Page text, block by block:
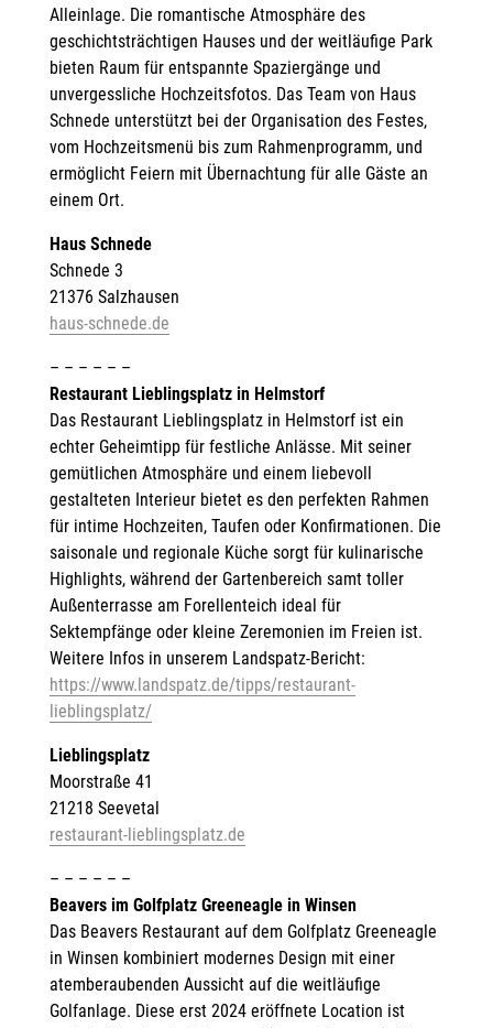
Alleinlage. Die romantische Atmosphäre des
geschichtsträchtigen Hauses und der weitläufige Park
bieten Raum für entspannte Spaziergänge und
unvergessliche Hochzeitsfotos. Das Team von Haus
Schnede unterstützt bei der Organisation des Festes,
vom Hochzeitsmenü bis zum Rahmenprogramm, und
ermöglicht Feiern mit Übernachtung für alle Gäste an
einem Ort.
Haus Schnede
Schnede 3
21376 Salzhausen
haus-schnede.de
– – – – – –
Restaurant Lieblingsplatz in Helmstorf
Das Restaurant Lieblingsplatz in Helmstorf ist ein
echter Geheimtipp für festliche Anlässe. Mit seiner
gemütlichen Atmosphäre und einem liebevoll
gestalteten Interieur bietet es den perfekten Rahmen
für intime Hochzeiten, Taufen oder Konfirmationen. Die
saisonale und regionale Küche sorgt für kulinarische
Highlights, während der Gartenbereich samt toller
Außenterrasse am Forellenteich ideal für
Sektempfänge oder kleine Zeremonien im Freien ist.
Weitere Infos in unserem Landspatz-Bericht:
https://www.landspatz.de/tipps/restaurant-
lieblingsplatz/
Lieblingsplatz
Moorstraße 41
21218 Seevetal
restaurant-lieblingsplatz.de
– – – – – –
Beavers im Golfplatz Greeneagle in Winsen
Das Beavers Restaurant auf dem Golfplatz Greeneagle
in Winsen kombiniert modernes Design mit einer
atemberaubenden Aussicht auf die weitläufige
Golfanlage. Diese erst 2024 eröffnete Location ist